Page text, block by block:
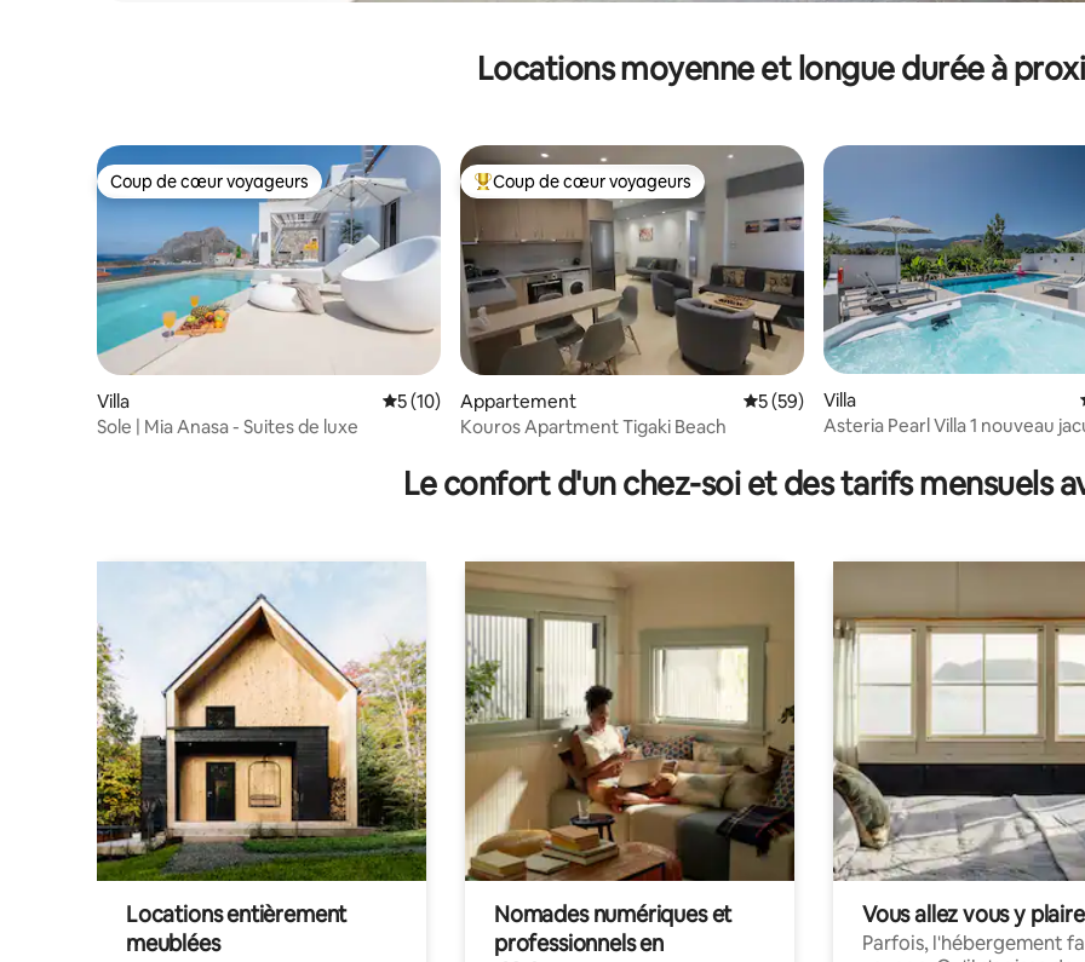
Locations moyenne et longue durée à
Coup de cœur voyageurs
Coup de cœur voyageurs
Villa Évaluation moyenne sur la base de 10 commentaires : 5 sur 5
5 (10)
Sole | Mia Anasa - Suites de luxe
Coups de cœur voyageurs les plus appréciés
Coup de cœur voyageurs
Appartement Évaluation moyenne sur la base de 59
5 (59)
Kouros Apartment Tigaki Beach
Villa
Asteria Pearl Villa 1 nouveau
Le confort d'un chez-soi et des tarifs mensuels
Locations entièrement
meublées
Nomades numériques et
professionnels en
Vous allez vous y plaire
Parfois, l'hébergement